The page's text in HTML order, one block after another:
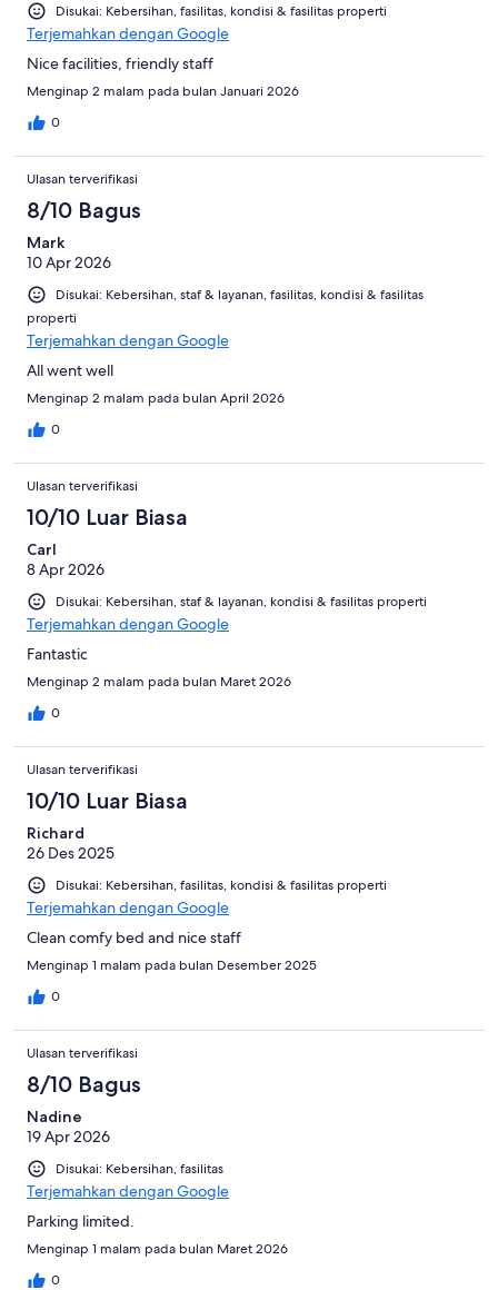
Disukai: Kebersihan, fasilitas, kondisi & fasilitas properti
Terjemahkan dengan Google
Nice facilities, friendly staff
Menginap 2 malam pada bulan Januari 2026
0
Ulasan terverifikasi
8/10 Bagus
Mark
10 Apr 2026
Disukai: Kebersihan, staf & layanan, fasilitas, kondisi & fasilitas
properti
Terjemahkan dengan Google
All went well
Menginap 2 malam pada bulan April 2026
0
Ulasan terverifikasi
10/10 Luar Biasa
Carl
8 Apr 2026
Disukai: Kebersihan, staf & layanan, kondisi & fasilitas properti
Terjemahkan dengan Google
Fantastic
Menginap 2 malam pada bulan Maret 2026
0
Ulasan terverifikasi
10/10 Luar Biasa
Richard
26 Des 2025
Disukai: Kebersihan, fasilitas, kondisi & fasilitas properti
Terjemahkan dengan Google
Clean comfy bed and nice staff
Menginap 1 malam pada bulan Desember 2025
0
Ulasan terverifikasi
8/10 Bagus
Nadine
19 Apr 2026
Disukai: Kebersihan, fasilitas
Terjemahkan dengan Google
Parking limited.
Menginap 1 malam pada bulan Maret 2026
0